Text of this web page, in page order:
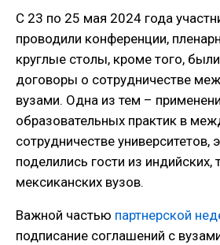
С 23 по 25 мая 2024 года
проводили конференции,
круглые столы, кроме того,
договоры о сотрудничестве
вузами. Одна из тем –
образовательных практик в
сотрудничестве университетов,
поделились гости из индийских,
мексиканских вузов.
Важной частью партнерской
подписание соглашений с